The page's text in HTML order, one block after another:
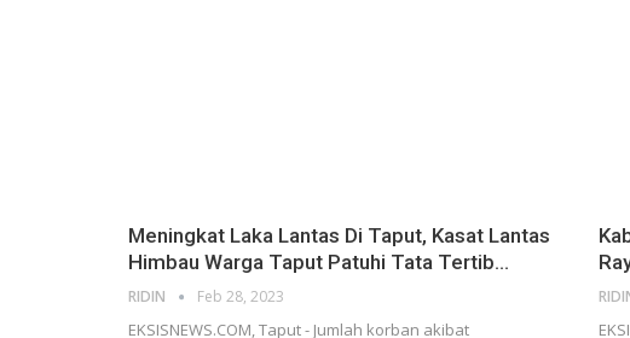
Meningkat Laka Lantas Di Taput, Kasat Lantas
Himbau Warga Taput Patuhi Tata Tertib…
RIDIN Feb 28, 2023
EKSISNEWS.COM, Taput - Jumlah korban akibat